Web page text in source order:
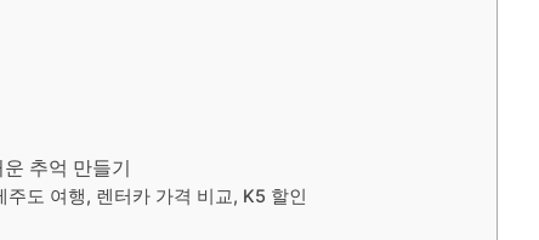
추억 만들기
도 여행, 렌터카 가격 비교, K5 할인